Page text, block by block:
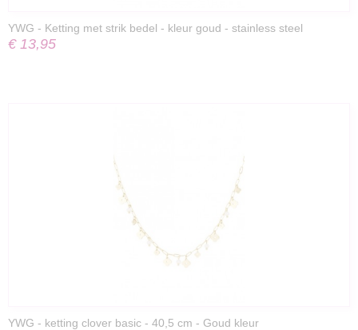
YWG - Ketting met strik bedel - kleur goud - stainless steel
€ 13,95
YWG - ketting clover basic - 40,5 cm - Goud kleur